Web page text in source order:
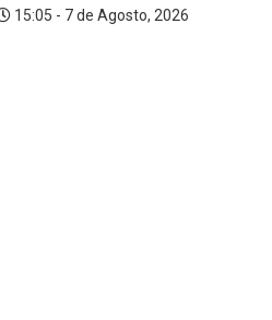
15:05 - 7 de Agosto, 2026